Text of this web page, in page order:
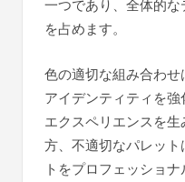
一つであり、全体的
を占めます。
色の適切な組み合わ
アイデンティティを
エクスペリエンスを
方、不適切なパレッ
トをプロフェッショ